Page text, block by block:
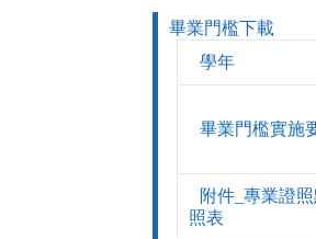
畢業門檻下載
學年
畢業門檻實施
附件_專業證
照表